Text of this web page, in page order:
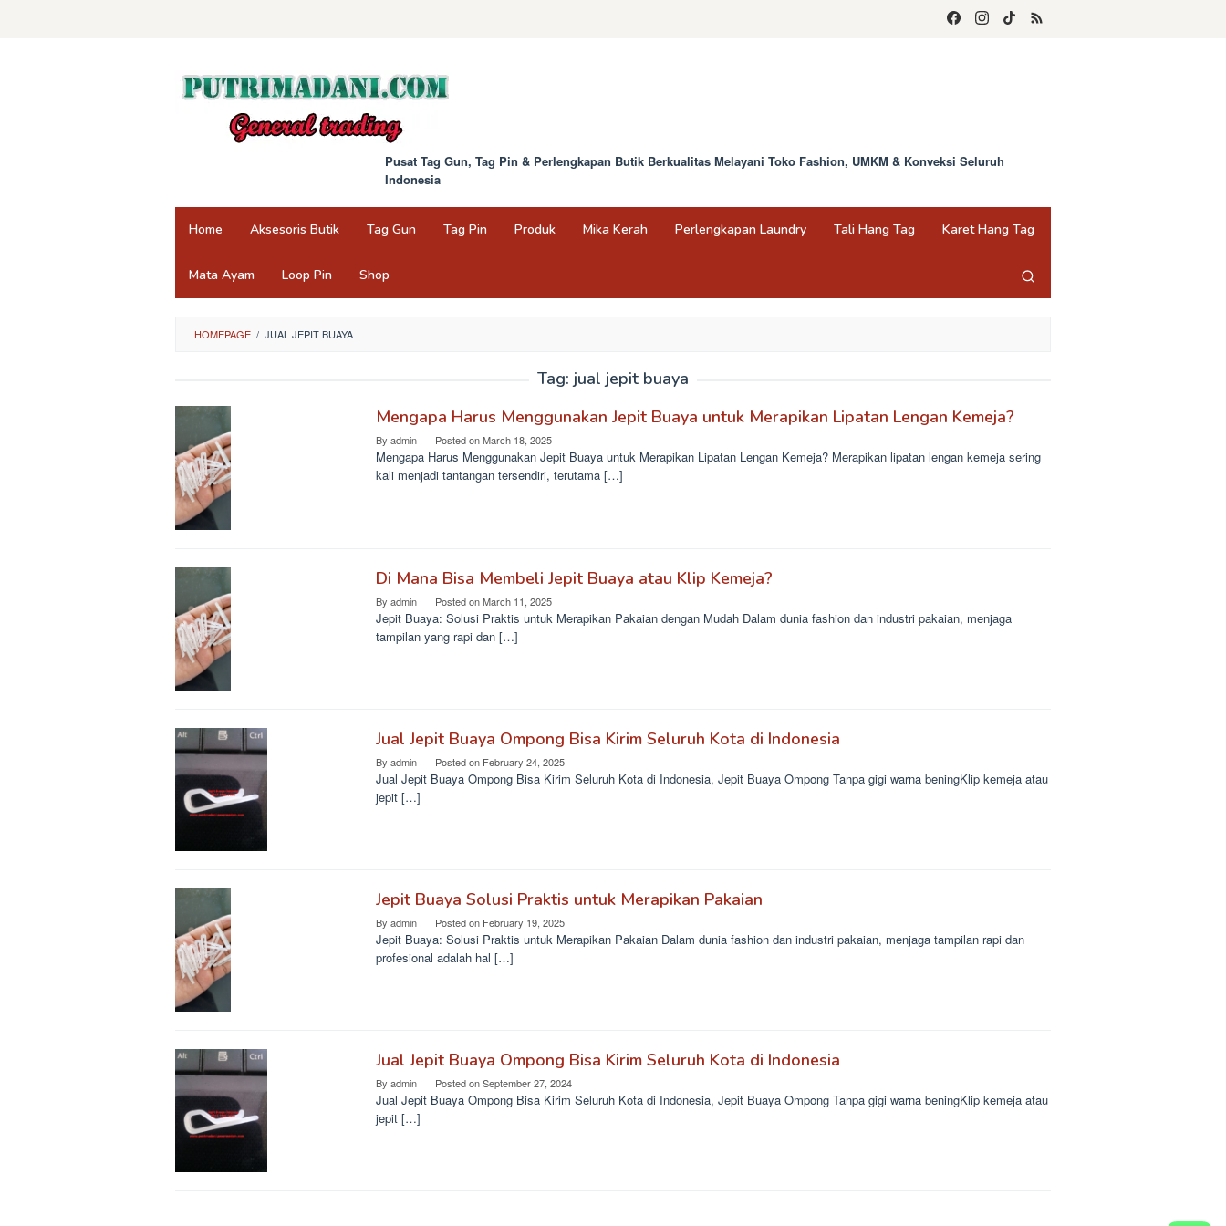
Pusat Tag Gun, Tag Pin & Perlengkapan Butik Berkualitas Melayani Toko Fashion, UMKM & Konveksi Seluruh
Indonesia
Home Aksesoris Butik Tag Gun Tag Pin Produk Mika Kerah Perlengkapan Laundry Tali Hang Tag Karet Hang Tag
Mata Ayam Loop Pin Shop
HOMEPAGE / JUAL JEPIT BUAYA
Tag: jual jepit buaya
Mengapa Harus Menggunakan Jepit Buaya untuk Merapikan Lipatan Lengan Kemeja?
By admin Posted onMarch 18, 2025
Mengapa Harus Menggunakan Jepit Buaya untuk Merapikan Lipatan Lengan Kemeja? Merapikan lipatan lengan kemeja sering
kali menjadi tantangan tersendiri, terutama […]
Di Mana Bisa Membeli Jepit Buaya atau Klip Kemeja?
By admin Posted onMarch 11, 2025
Jepit Buaya: Solusi Praktis untuk Merapikan Pakaian dengan Mudah Dalam dunia fashion dan industri pakaian, menjaga
tampilan yang rapi dan […]
Jual Jepit Buaya Ompong Bisa Kirim Seluruh Kota di Indonesia
By admin Posted on February 24, 2025
Jual Jepit Buaya Ompong Bisa Kirim Seluruh Kota di Indonesia, Jepit Buaya Ompong Tanpa gigi warna beningKlip kemeja atau
jepit […]
Jepit Buaya Solusi Praktis untuk Merapikan Pakaian
By admin Posted on February 19, 2025
Jepit Buaya: Solusi Praktis untuk Merapikan Pakaian Dalam dunia fashion dan industri pakaian, menjaga tampilan rapi dan
profesional adalah hal […]
Jual Jepit Buaya Ompong Bisa Kirim Seluruh Kota di Indonesia
By admin Posted onSeptember 27, 2024
Jual Jepit Buaya Ompong Bisa Kirim Seluruh Kota di Indonesia, Jepit Buaya Ompong Tanpa gigi warna beningKlip kemeja atau
jepit […]